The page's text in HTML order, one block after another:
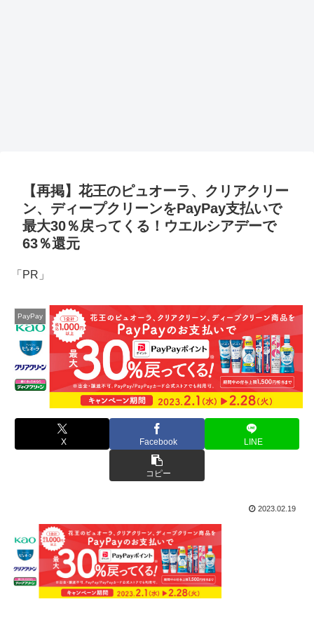
【再掲】花王のピュオーラ、クリアクリー
ン、ディープクリーンをPayPay支払いで
最大30％戻ってくる！ウエルシアデーで
63％還元
「PR」
PayPay
X Facebook LINE
コピー
2023.02.19